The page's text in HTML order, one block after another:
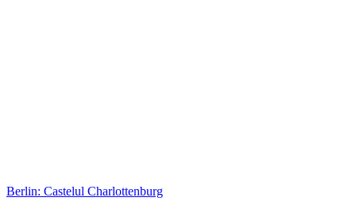
Berlin: Castelul Charlottenburg